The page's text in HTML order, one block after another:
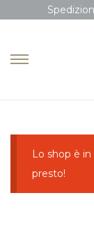
Lo shop è
presto!